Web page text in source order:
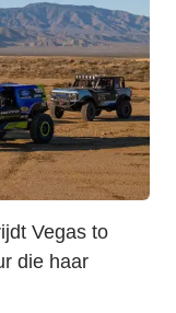
Vegas to
die haar